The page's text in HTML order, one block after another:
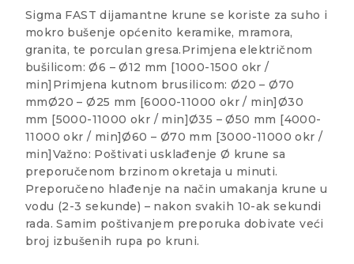
Sigma FAST dijamantne krune se koriste za suho i
mokro bušenje općenito keramike, mramora,
granita, te porculan gresa.Primjena električnom
bušilicom: Ø6 – Ø12 mm [1000-1500 okr /
min]Primjena kutnom brusilicom: Ø20 – Ø70
mmØ20 – Ø25 mm [6000-11000 okr / min]Ø30
mm [5000-11000 okr / min]Ø35 – Ø50 mm [4000-
11000 okr / min]Ø60 – Ø70 mm [3000-11000 okr /
min]Važno: Poštivati usklađenje Ø krune sa
preporučenom brzinom okretaja u minuti.
Preporučeno hlađenje na način umakanja krune u
vodu (2-3 sekunde) – nakon svakih 10-ak sekundi
rada. Samim poštivanjem preporuka dobivate veći
broj izbušenih rupa po kruni.